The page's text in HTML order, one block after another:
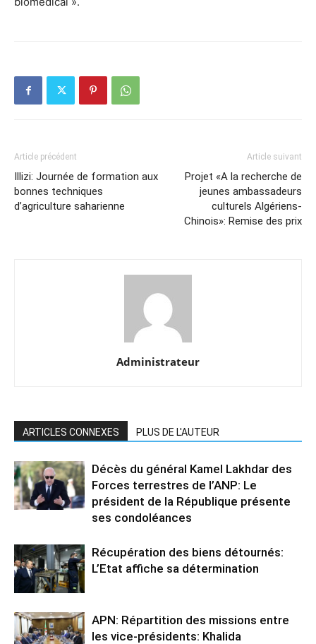
Article précédent
Illizi: Journée de formation aux
bonnes techniques
d’agriculture saharienne
Article suivant
Projet «A la recherche de
jeunes ambassadeurs
culturels Algériens-
Chinois»: Remise des prix
Administrateur
ARTICLES CONNEXES PLUS DE L'AUTEUR
Décès du général Kamel Lakhdar des
Forces terrestres de l’ANP: Le
président de la République présente
ses condoléances
Récupération des biens détournés:
L’Etat affiche sa détermination
APN: Répartition des missions entre
les vice-présidents: Khalida